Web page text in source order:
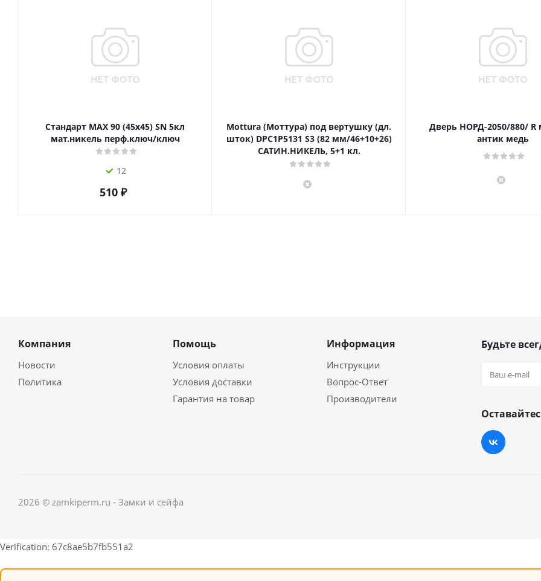
Стандарт MAX 90 (45х45) SN 5кл
мат.никель перф.ключ/ключ
12
510₽
Mottura (Моттура) под вертушку (дл.
шток) DPC1P5131 S3 (82 мм/46+10+26)
САТИН.НИКЕЛЬ, 5+1 кл.
Дверь НОРД-2050/880/ R
антик медь
Компания
Новости
Политика
Помощь
Условия оплаты
Условия доставки
Гарантия на товар
Информация
Инструкции
Вопрос-Ответ
Производители
Будьте
2026 © zamkiperm.ru - Замки и сейфа
Verification: 67c8ae5b7fb551a2